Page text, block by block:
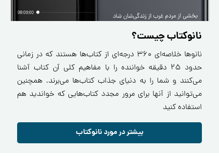
نانوکتاب چیست؟
نانو‌ها خلاصه‌ای ۳۶۰ درجه‌ای از کتاب‌ها هستند که در زمانی
حدود ۲۵ دقیقه خواننده را با مفاهیم کلی آن کتاب آشنا
می‌کنند و شما را به دنیای جذاب کتاب‌ها می‌برند. همچنین
می‌توانید از آنها برای مرور مجدد کتاب‌هایی که خواندید هم
استفاده کنید
بیشتر در مورد نانوکتاب